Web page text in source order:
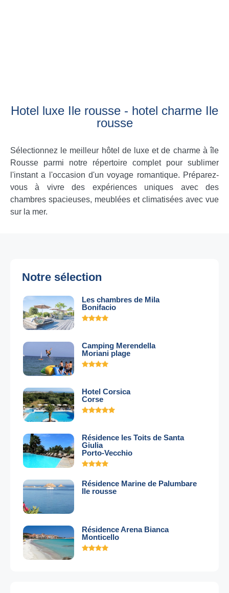
Hotel luxe Ile rousse - hotel charme Ile
rousse
Sélectionnez le meilleur hôtel de luxe et de charme à île
Rousse parmi notre répertoire complet pour sublimer
l'instant a l'occasion d'un voyage romantique. Préparez-
vous à vivre des expériences uniques avec des
chambres spacieuses, meublées et climatisées avec vue
sur la mer.
Notre sélection
Les chambres de Mila
Bonifacio
Camping Merendella
Moriani plage
Hotel Corsica
Corse
Résidence les Toits de Santa
Giulia
Porto-Vecchio
Résidence Marine de Palumbare
Ile rousse
Résidence Arena Bianca
Monticello